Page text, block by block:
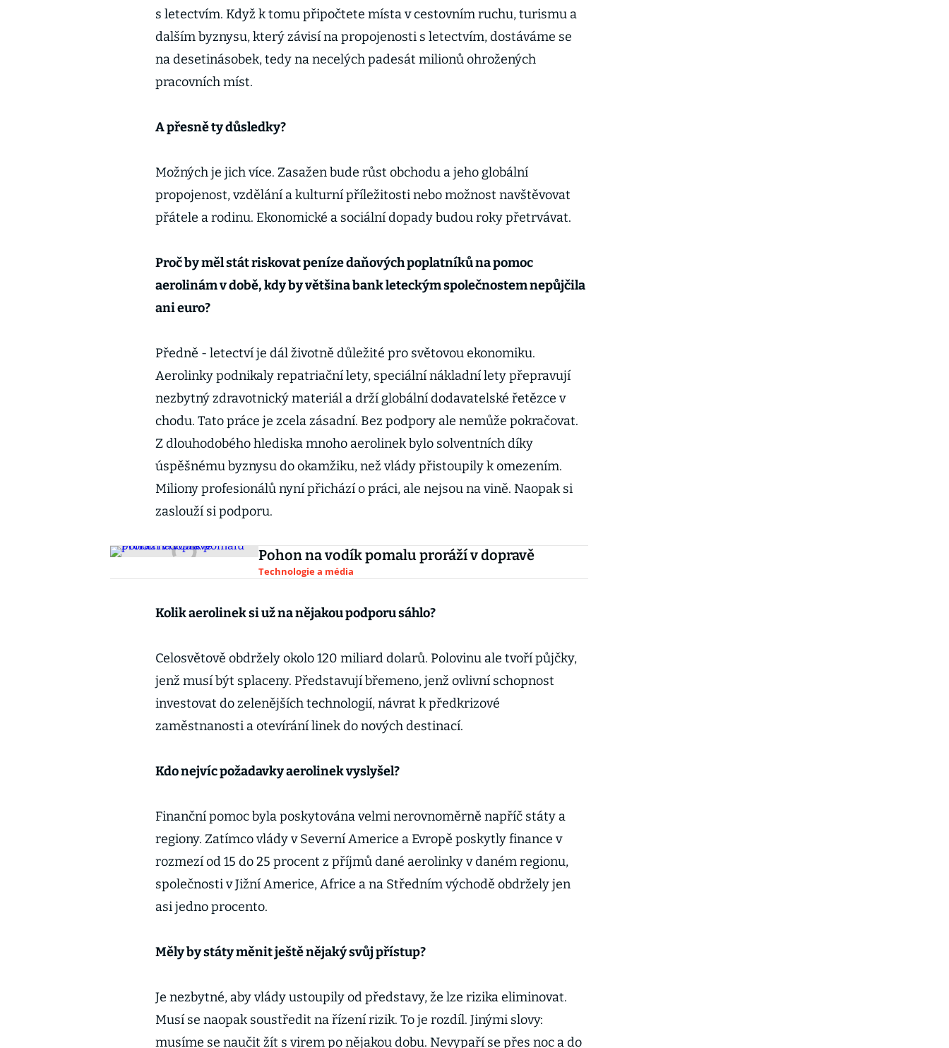
s letectvím. Když k tomu připočtete místa v cestovním ruchu, turismu a
dalším byznysu, který závisí na propojenosti s letectvím, dostáváme se
na desetinásobek, tedy na necelých padesát milionů ohrožených
pracovních míst.
A přesně ty důsledky?
Možných je jich více. Zasažen bude růst obchodu a jeho globální
propojenost, vzdělání a kulturní příležitosti nebo možnost navštěvovat
přátele a rodinu. Ekonomické a sociální dopady budou roky přetrvávat.
Proč by měl stát riskovat peníze daňových poplatníků na pomoc
aerolinám v době, kdy by většina bank leteckým společnostem nepůjčila
ani euro?
Předně - letectví je dál životně důležité pro světovou ekonomiku.
Aerolinky podnikaly repatriační lety, speciální nákladní lety přepravují
nezbytný zdravotnický materiál a drží globální dodavatelské řetězce v
chodu. Tato práce je zcela zásadní. Bez podpory ale nemůže pokračovat.
Z dlouhodobého hlediska mnoho aerolinek bylo solventních díky
úspěšnému byznysu do okamžiku, než vlády přistoupily k omezením.
Miliony profesionálů nyní přichází o práci, ale nejsou na vině. Naopak si
zaslouží si podporu.
Pohon na vodík pomalu proráží v dopravě
Technologie a média
Kolik aerolinek si už na nějakou podporu sáhlo?
Celosvětově obdržely okolo 120 miliard dolarů. Polovinu ale tvoří půjčky,
jenž musí být splaceny. Představují břemeno, jenž ovlivní schopnost
investovat do zelenějších technologií, návrat k předkrizové
zaměstnanosti a otevírání linek do nových destinací.
Kdo nejvíc požadavky aerolinek vyslyšel?
Finanční pomoc byla poskytována velmi nerovnoměrně napříč státy a
regiony. Zatímco vlády v Severní Americe a Evropě poskytly finance v
rozmezí od 15 do 25 procent z příjmů dané aerolinky v daném regionu,
společnosti v Jižní Americe, Africe a na Středním východě obdržely jen
asi jedno procento.
Měly by státy měnit ještě nějaký svůj přístup?
Je nezbytné, aby vlády ustoupily od představy, že lze rizika eliminovat.
Musí se naopak soustředit na řízení rizik. To je rozdíl. Jinými slovy:
musíme se naučit žít s virem po nějakou dobu. Nevypaří se přes noc a do